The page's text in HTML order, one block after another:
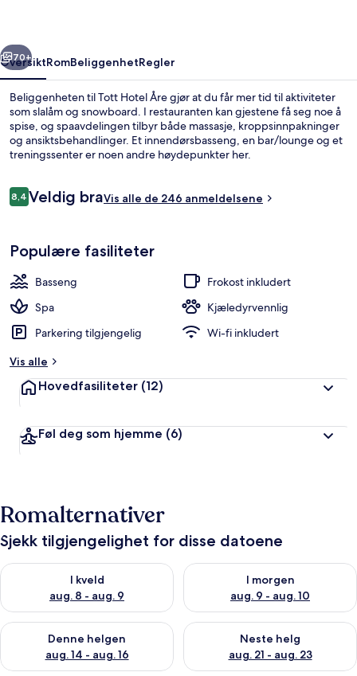
Neste
70+
OversiktRomBeliggenhetRegler
Beliggenheten til Tott Hotel Åre gjør at du får mer tid til aktiviteter
som slalåm og snowboard. I restauranten kan gjestene få seg noe å
spise, og spaavdelingen tilbyr både massasje, kroppsinnpakninger
og ansiktsbehandlinger. Et innendørsbasseng, en bar/lounge og et
treningssenter er noen andre høydepunkter her.
Anmeldelser
8,48,4 av 10 –
Veldig braVis alle de 246 anmeldelsene
Populære fasiliteter
Basseng
Frokost inkludert
Spa
Kjæledyrvennlig
Parkering tilgjengelig
Wi-fi inkludert
Vis alle
Hovedfasiliteter (12)
Føl deg som hjemme (6)
Romalternativer
Sjekk tilgjengelighet for disse datoene
I kveld
aug. 8 - aug. 9
Sjekk tilgjengelighet for i kveld, aug. 8 - aug. 9
I morgen
aug. 9 - aug. 10
Sjekk tilgjengelighet for i
Denne helgen
aug. 14 - aug. 16
Sjekk tilgjengelighet for denne helgen, aug. 14 - aug. 16
Neste helg
aug. 21 - aug. 23
Sjekk tilgjengelighet for